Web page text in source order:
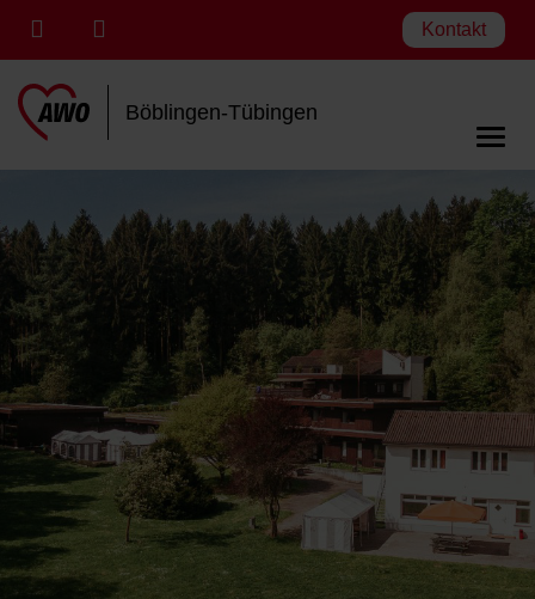
Kontakt
Böblingen-Tübingen